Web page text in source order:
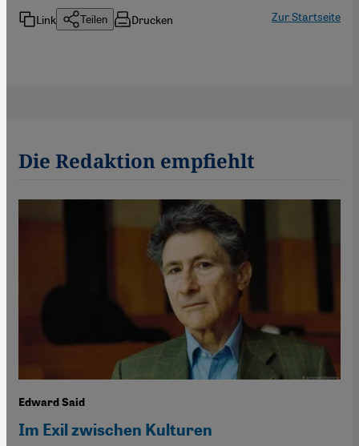
Link Teilen Drucken Zur Startseite
Die Redaktion empfiehlt
Edward Said
Im Exil zwischen Kulturen